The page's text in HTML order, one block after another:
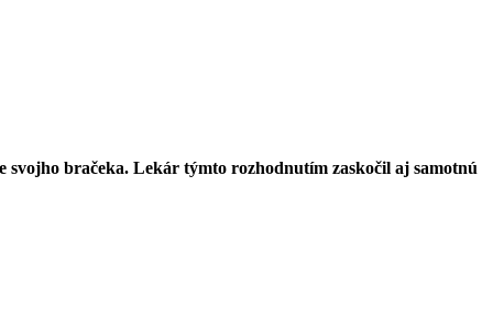
svojho bračeka. Lekár týmto rozhodnutím zaskočil aj samotnú